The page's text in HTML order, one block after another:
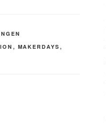
, MAKERDAYS ,